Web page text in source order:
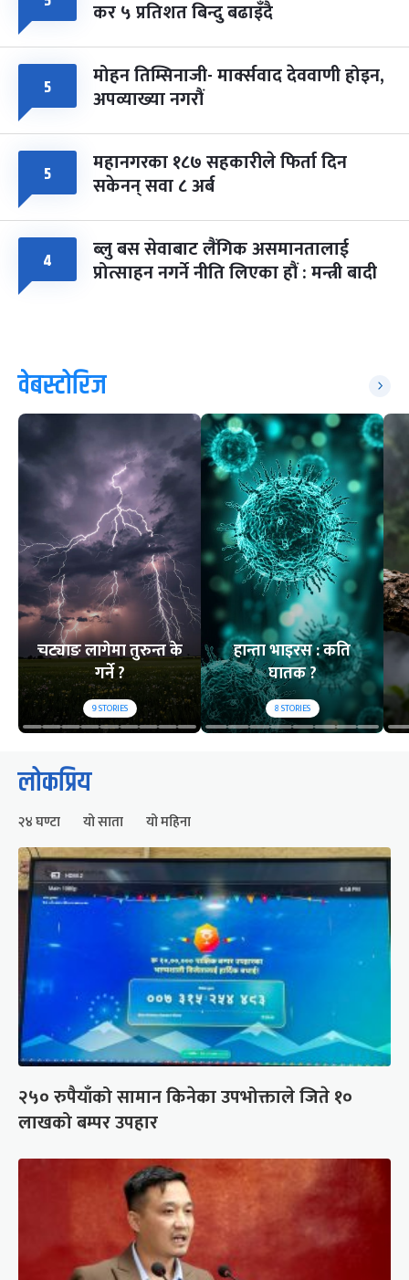
कर ५ प्रतिशत बिन्दु बढाइँदै
५ मोहन तिम्सिनाजी- मार्क्सवाद देववाणी होइन,
अपव्याख्या नगरौं
५ महानगरका १८७ सहकारीले फिर्ता दिन
सकेनन् सवा ८ अर्ब
४ ब्लु बस सेवाबाट लैंगिक असमानतालाई
प्रोत्साहन नगर्ने नीति लिएका हौं : मन्त्री बादी
वेबस्टोरिज
चट्याङ लागेमा तुरुन्त के
गर्ने ?
9STORIES
हान्ता भाइरस : कति
घातक ?
8STORIES
लोकप्रिय
२४ घण्टा यो साता यो महिना
२५० रुपैयाँको सामान किनेका उपभोक्ताले जिते १०
लाखको बम्पर उपहार